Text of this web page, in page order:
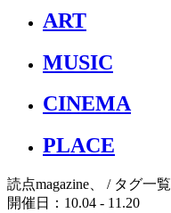
ART
MUSIC
CINEMA
PLACE
読点magazine、
/ タグ一覧
開催日：10.04 - 11.20